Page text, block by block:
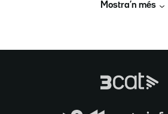
Mostra’n més